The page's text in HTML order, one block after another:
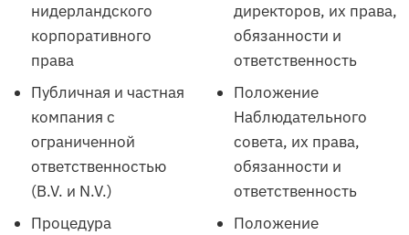
нидерландского
корпоративного
права
Публичная и частная
компания с
ограниченной
ответственностью
(B.V. и N.V.)
Процедура
директоров, их права,
обязанности и
ответственность
Положение
Наблюдательного
совета, их права,
обязанности и
ответственность
Положение